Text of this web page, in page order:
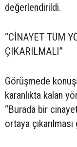
değerlendirildi.
“CİNAYET TÜM
ÇIKARILMALI”
Görüşmede
karanlıkta kalan
“Burada bir
ortaya